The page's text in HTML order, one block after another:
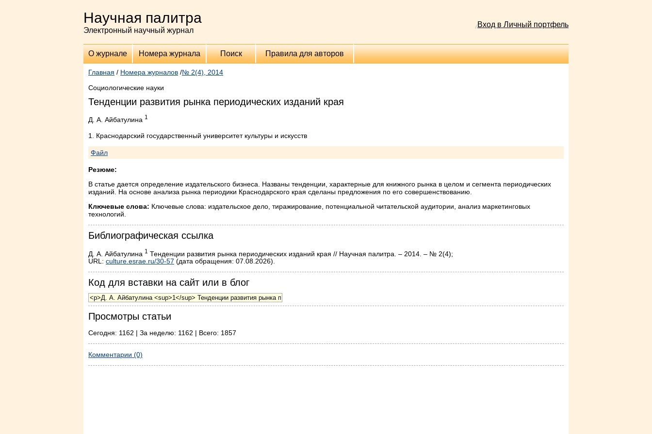
Научная палитра
Электронный научный журнал
Вход в Личный портфель
О журнале Номера журнала Поиск Правила для авторов
Главная / Номера журналов /№ 2(4), 2014
Социологические науки
Тенденции развития рынка периодических изданий края
Д. А. Айбатулина 1
1. Краснодарский государственный университет культуры и искусств
Файл
Резюме:
В статье дается определение издательского бизнеса. Названы тенденции, характерные для книжного рынка в целом и сегмента периодических
изданий. На основе анализа рынка периодики Краснодарского края сделаны предложения по его совершенствованию.
Ключевые слова: Ключевые слова: издательское дело, тиражирование, потенциальной читательской аудитории, анализ маркетинговых
технологий.
Библиографическая ссылка
Д. А. Айбатулина 1 Тенденции развития рынка периодических изданий края // Научная палитра. – 2014. – № 2(4);
URL: culture.esrae.ru/30-57 (дата обращения: 07.08.2026).
Код для вставки на сайт или в блог
Просмотры статьи
Сегодня: 1162 | За неделю: 1162 | Всего: 1857
Комментарии (0)